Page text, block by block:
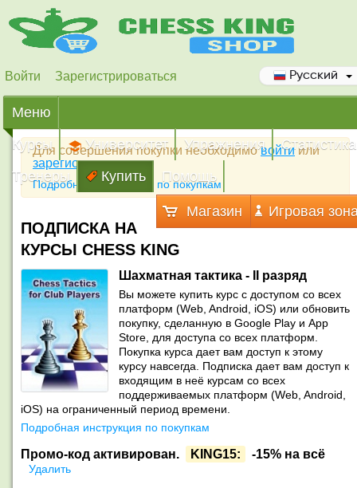
Войти Зарегистрироваться Русский
Меню
Курсы
Университет Упражнения
Статистика
Тренеры
Купить Помощь
Магазин Игровая
Для совершения покупки необходимовойтиили
зарегистрироваться
Подробная инструкция по покупкам
ПОДПИСКА НА
КУРСЫ CHESS KING
Шахматная тактика - II разряд
Вы можете купить курс с доступом со всех
платформ (Web, Android, iOS) или обновить
покупку, сделанную в Google Play и App
Store, для доступа со всех платформ.
Покупка курса дает вам доступ к этому
курсу навсегда. Подписка дает вам доступ к
входящим в неё курсам со всех
поддерживаемых платформ (Web, Android,
iOS) на ограниченный период времени.
Подробная инструкция по покупкам
Промо-код активирован. KING15: -15% на всё
Удалить